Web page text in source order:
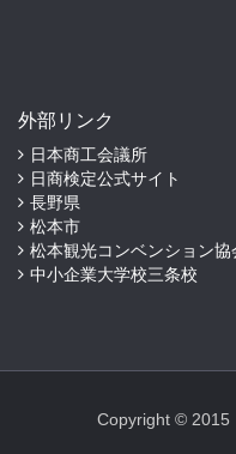
外部リンク
日本商工会議所
日商検定公式サイト
長野県
松本市
松本観光コンベンション協
中小企業大学校三条校
Copyright ©